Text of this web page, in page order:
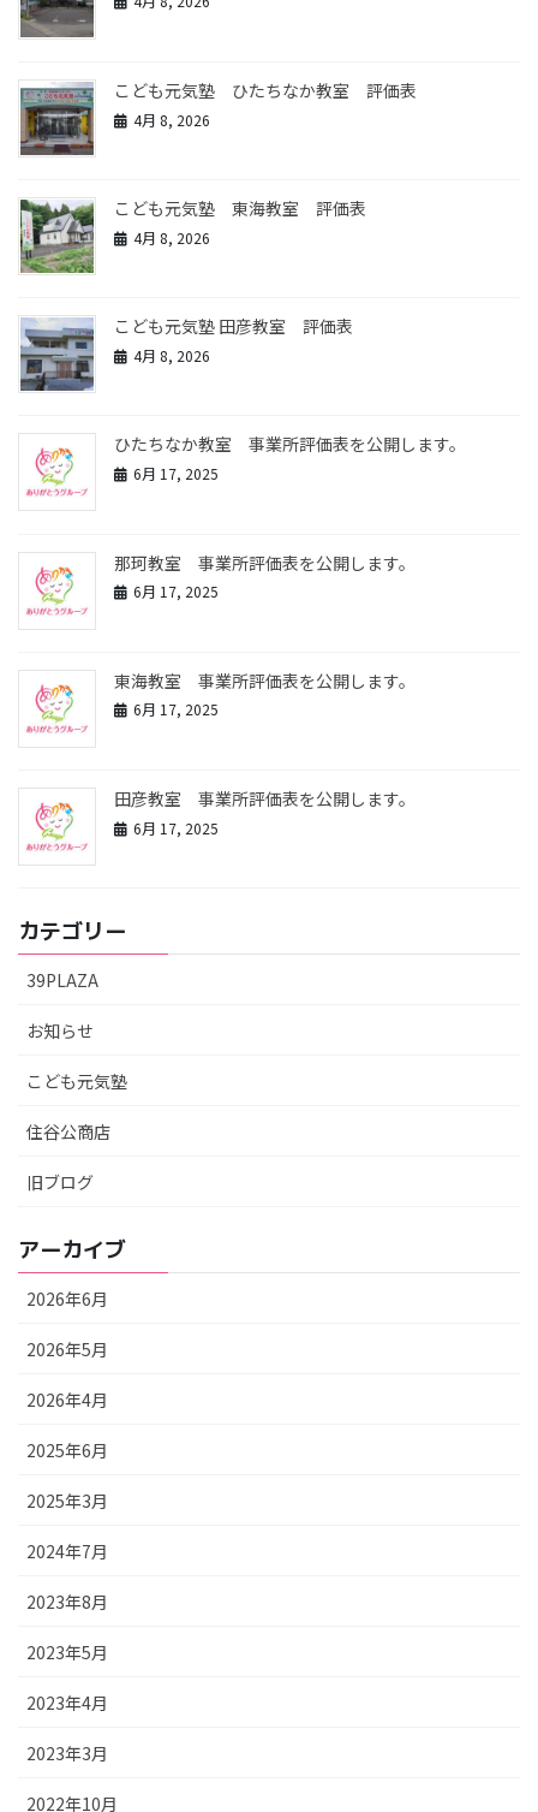
こども元気塾 ひたちなか教室 評価表
4月 8, 2026
こども元気塾 東海教室 評価表
4月 8, 2026
こども元気塾 田彦教室 評価表
4月 8, 2026
ひたちなか教室 事業所評価表を公開します。
6月 17, 2025
那珂教室 事業所評価表を公開します。
6月 17, 2025
東海教室 事業所評価表を公開します。
6月 17, 2025
田彦教室 事業所評価表を公開します。
6月 17, 2025
カテゴリー
39PLAZA
お知らせ
こども元気塾
住谷公商店
旧ブログ
アーカイブ
2026年6月
2026年5月
2026年4月
2025年6月
2025年3月
2024年7月
2023年8月
2023年5月
2023年4月
2023年3月
2022年10月